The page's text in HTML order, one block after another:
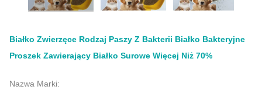
Białko Zwierzęce Rodzaj Paszy Z Bakterii Białko Bakteryjne
Proszek Zawierający Białko Surowe Więcej Niż 70%
Nazwa Marki: